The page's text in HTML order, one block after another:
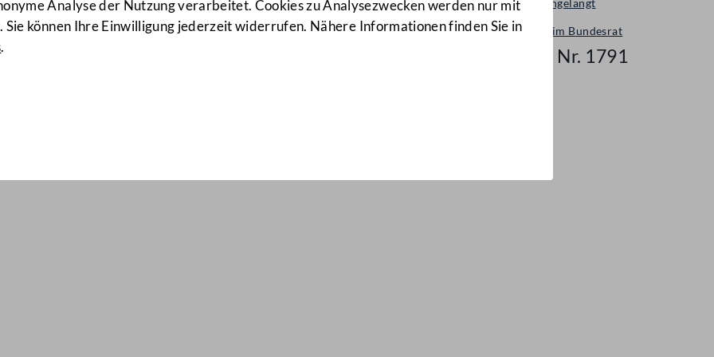
Analyse der Nutzung verarbeitet. Cookies zu Analysezwecken werden nur mit
Sie können Ihre Einwilligung jederzeit widerrufen. Nähere Informationen finden Sie in
.
Neu eingelangt
Neues im Bundesrat
Mail Nr. 1791
Nr: 1791